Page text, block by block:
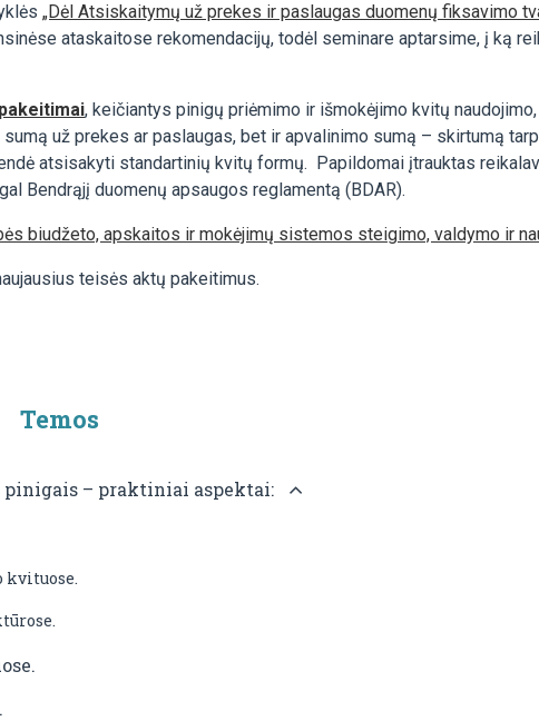
„Dėl Atsiskaitymų už prekes ir paslaugas duomenų fiksavimo
ataskaitose rekomendacijų, todėl seminare aptarsime, į ką
, keičiantys pinigų priėmimo ir išmokėjimo kvitų
už prekes ar paslaugas, bet ir apvalinimo sumą – skirtumą
atsisakyti standartinių kvitų formų. Papildomai įtrauktas
Bendrąjį duomenų apsaugos reglamentą (BDAR).
biudžeto, apskaitos ir mokėjimų sistemos steigimo, valdymo ir
teisės aktų pakeitimus.
Temos
– praktiniai aspektai: